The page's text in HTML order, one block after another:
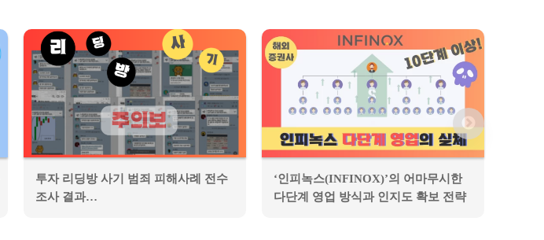
투자 리딩방 사기 범죄 피해사례 전수
조사 결과…
‘인피녹스(INFINOX)’의 어마무시한
다단계 영업 방식과 인지도 확보 전략